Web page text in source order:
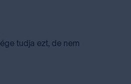
tudja ezt, de nem